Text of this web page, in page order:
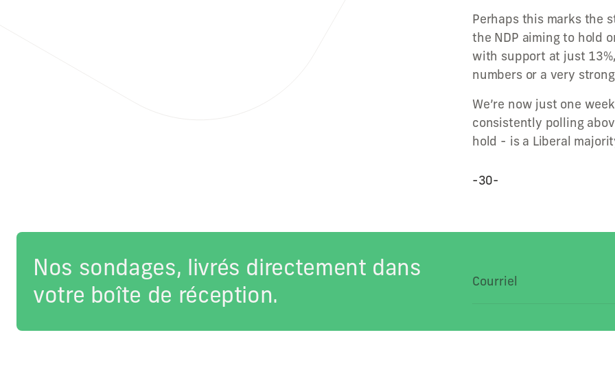
Perhaps this marks the
the NDP aiming to hold
with support at just
numbers or a very
We’re now just one
consistently polling
hold - is a Liberal
-30-
Nos sondages, livrés directement dans
votre boîte de réception.